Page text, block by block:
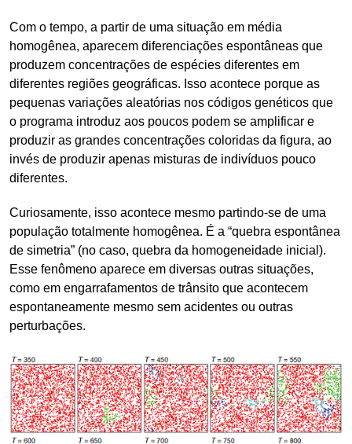
Com o tempo, a partir de uma situação em média
homogênea, aparecem diferenciações espontâneas que
produzem concentrações de espécies diferentes em
diferentes regiões geográficas. Isso acontece porque as
pequenas variações aleatórias nos códigos genéticos que
o programa introduz aos poucos podem se amplificar e
produzir as grandes concentrações coloridas da figura, ao
invés de produzir apenas misturas de indivíduos pouco
diferentes.
Curiosamente, isso acontece mesmo partindo-se de uma
população totalmente homogênea. É a “quebra espontânea
de simetria” (no caso, quebra da homogeneidade inicial).
Esse fenômeno aparece em diversas outras situações,
como em engarrafamentos de trânsito que acontecem
espontaneamente mesmo sem acidentes ou outras
perturbações.